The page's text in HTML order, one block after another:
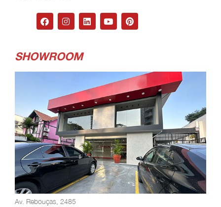
SHOWROOM
Av. Rebouças, 2485